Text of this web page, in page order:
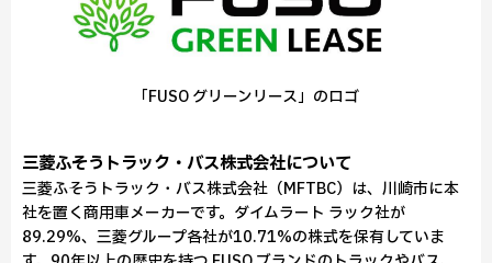
「FUSO グリーンリース」のロゴ
三菱ふそうトラック・バス株式会社について
三菱ふそうトラック・バス株式会社（MFTBC）は、川崎市に本
社を置く商用車メーカーです。ダイムラート ラック社が
89.29%、三菱グループ各社が10.71%の株式を保有していま